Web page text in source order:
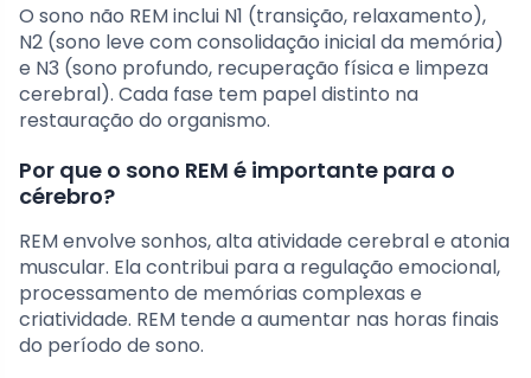
O sono não REM inclui N1 (transição, relaxamento),
N2 (sono leve com consolidação inicial da memória)
e N3 (sono profundo, recuperação física e limpeza
cerebral). Cada fase tem papel distinto na
restauração do organismo.
Por que o sono REM é importante para o
cérebro?
REM envolve sonhos, alta atividade cerebral e atonia
muscular. Ela contribui para a regulação emocional,
processamento de memórias complexas e
criatividade. REM tende a aumentar nas horas finais
do período de sono.